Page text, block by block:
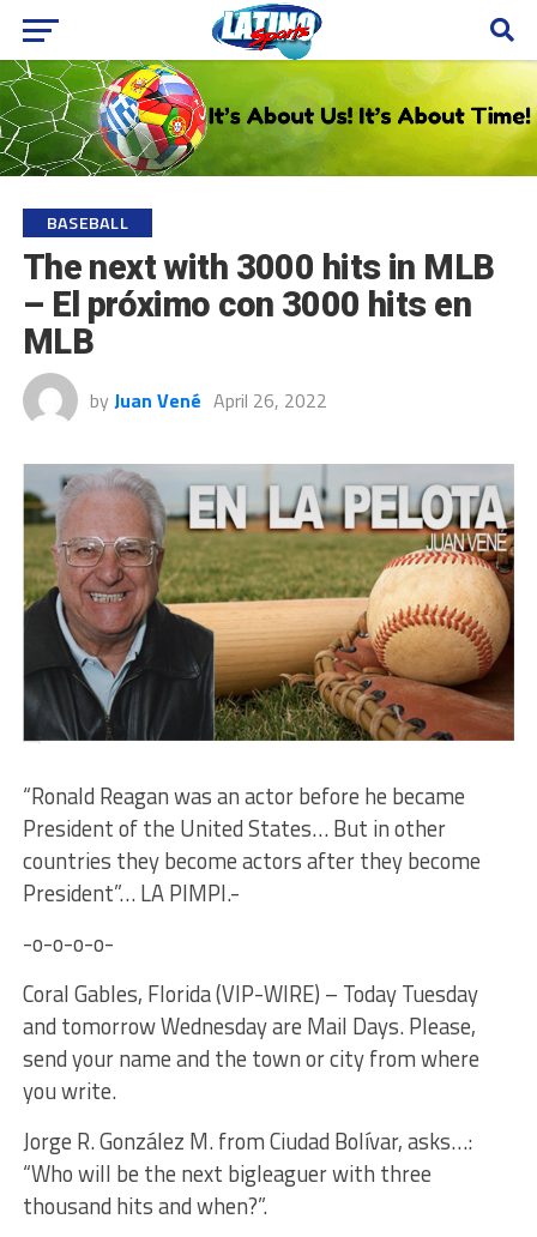
BASEBALL
The next with 3000 hits in MLB
– El próximo con 3000 hits en
MLB
by Juan Vené April 26, 2022
“Ronald Reagan was an actor before he became
President of the United States… But in other
countries they become actors after they become
President”… LA PIMPI.-
-o-o-o-o-
Coral Gables, Florida (VIP-WIRE) – Today Tuesday
and tomorrow Wednesday are Mail Days. Please,
send your name and the town or city from where
you write.
Jorge R. González M. from Ciudad Bolívar, asks…:
“Who will be the next bigleaguer with three
thousand hits and when?”.